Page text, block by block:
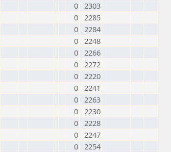
0 2303
0 2285
0 2284
0 2248
0 2266
0 2272
0 2220
0 2241
0 2263
0 2230
0 2228
0 2247
0 2254